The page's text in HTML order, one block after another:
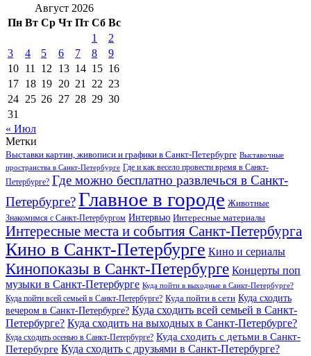
Август 2026
Пн Вт Ср Чт Пт Сб Вс
1
2
3
4 5 6 7 8
9
10 11 12 13 14 15 16
17 18 19 20 21 22 23
24 25 26 27 28 29 30
31
« Июл
Метки
Выставки картин, живописи и графики в Санкт-Петербурге Выставочные
пространства в Санкт-Петербурге Где и как весело провести время в Санкт-
Петербурге? Где можно бесплатно развлечься в Санкт-
Петербурге?Главное в городе Животные
Знакомимся с Санкт-Петербургом Интервью Интересные материалы
Интересные места и события Санкт-Петербурга
Кино в Санкт-Петербурге Кино и сериалы
Кинопоказы в Санкт-Петербурге Концерты поп
музыки в Санкт-Петербурге Куда пойти в выходные в Санкт-Петербурге?
Куда пойти всей семьей в Санкт-Петербурге? Куда пойти в сети Куда сходить
вечером в Санкт-Петербурге? Куда сходить всей семьей в Санкт-
Петербурге? Куда сходить на выходных в Санкт-Петербурге?
Куда сходить осенью в Санкт-Петербурге? Куда сходить с детьми в Санкт-
Петербурге Куда сходить с друзьями в Санкт-Петербурге?